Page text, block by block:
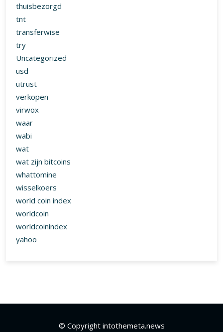
thuisbezorgd
tnt
transferwise
try
Uncategorized
usd
utrust
verkopen
virwox
waar
wabi
wat
wat zijn bitcoins
whattomine
wisselkoers
world coin index
worldcoin
worldcoinindex
yahoo
© Copyright intothemeta.news